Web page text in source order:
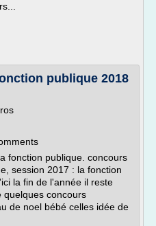
publique 2018
fonction publique. concours
session 2017 : la fonction
la fin de l'année il reste
quelques concours
de noel bébé celles idée de